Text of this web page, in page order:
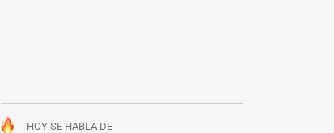
HOY SE HABLA DE